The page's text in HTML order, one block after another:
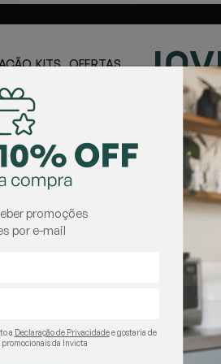
e Centro-
KITS OFERTAS
garrafas
promoções
por e-mail
a Declaração de Privacidadee gostaria de
da Invicta